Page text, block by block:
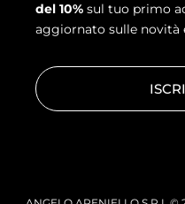
del 10% sul tuo primo
aggiornato sulle novità